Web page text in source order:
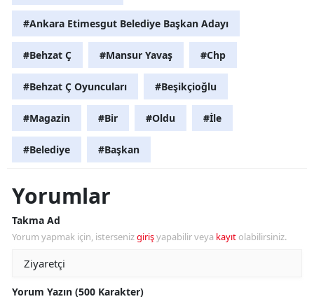
#Ankara Etimesgut Belediye Başkan Adayı
#Behzat Ç #Mansur Yavaş #Chp
#Behzat Ç Oyuncuları #Beşikçioğlu
#Magazin #Bir #Oldu #İle
#Belediye #Başkan
Yorumlar
Takma Ad
Yorum yapmak için, istersenizgirişyapabilir veya kayıt olabilirsiniz.
Yorum Yazın (500 Karakter)